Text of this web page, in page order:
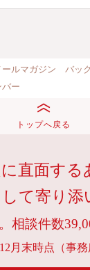
ールマガジン バッ
バー
トップへ戻る
直面する
て寄り添
相談件数
月末時点（事務